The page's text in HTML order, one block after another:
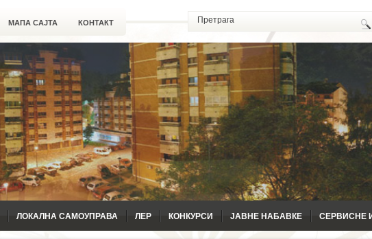
МАПА САЈТА КОНТАКТ
ЛОКАЛНА САМОУПРАВА ЛЕР КОНКУРСИ ЈАВНЕ НАБАВКЕ СЕРВИСНЕ